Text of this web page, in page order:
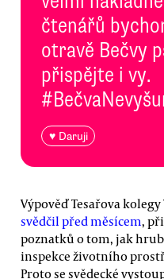
čtenářů
otravě Bečvy
přispějte i vy.
♥ Daruji
Výpověď Tesařova
svědčil před měsícem,
poznatků o tom, jak
inspekce životního
Proto se svědecké